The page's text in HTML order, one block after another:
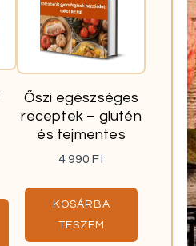
Őszi egészséges
receptek – glutén
és tejmentes
4 990 Ft
KOSÁRBA
TESZEM